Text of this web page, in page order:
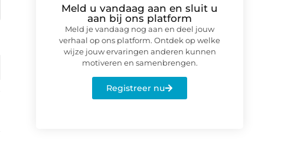
Meld u vandaag aan en sluit u
aan bij ons platform
Meld je vandaag nog aan en deel jouw
verhaal op ons platform. Ontdek op welke
wijze jouw ervaringen anderen kunnen
motiveren en samenbrengen.
Registreer nu